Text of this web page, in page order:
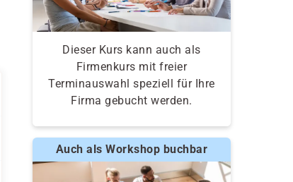
Dieser Kurs kann auch als
Firmenkurs mit freier
Terminauswahl speziell für Ihre
Firma gebucht werden.
Auch als Workshop buchbar